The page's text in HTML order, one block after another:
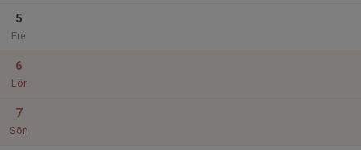
5
Fre
6
Lör
7
Sön